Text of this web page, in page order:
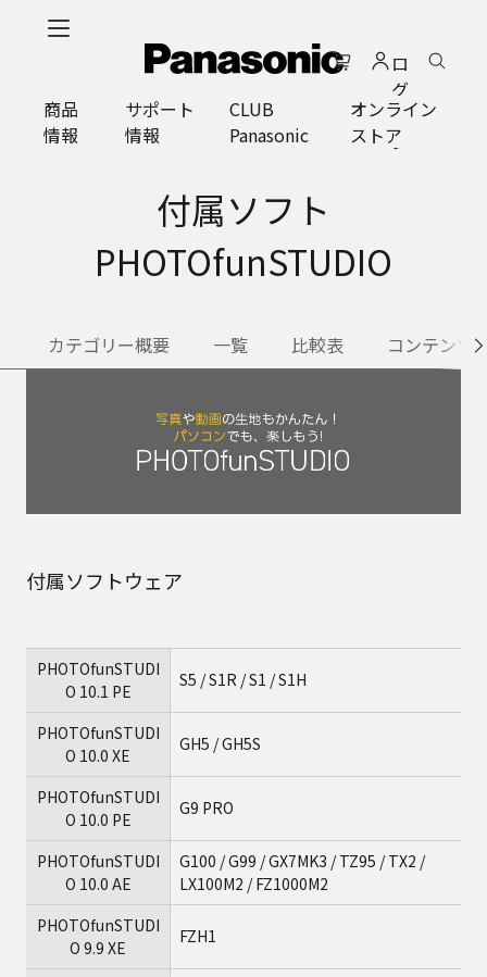
ロ
グ
イ
ン
商品
情報
サポート
情報
CLUB
Panasonic
オンライン
ストア
付属ソフト
PHOTOfunSTUDIO
カテゴリー概要 一覧 比較表 コンテンツ
付属ソフトウェア
PHOTOfunSTUDI
O 10.1 PE
S5 / S1R / S1 / S1H
PHOTOfunSTUDI
O 10.0 XE
GH5 / GH5S
PHOTOfunSTUDI
O 10.0 PE
G9 PRO
PHOTOfunSTUDI
O 10.0 AE
G100 / G99 / GX7MK3 / TZ95 / TX2 /
LX100M2 / FZ1000M2
PHOTOfunSTUDI
O 9.9 XE
FZH1